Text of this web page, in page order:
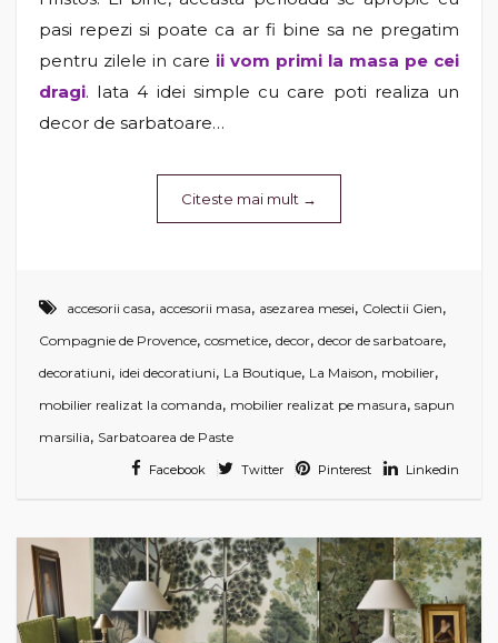
pasi repezi si poate ca ar fi bine sa ne pregatim
pentru zilele in care ii vom primi la masa pe cei
dragi. Iata 4 idei simple cu care poti realiza un
decor de sarbatoare…
Citeste mai mult →
accesorii casa, accesorii masa, asezarea mesei, Colectii Gien,
Compagnie de Provence, cosmetice, decor, decor de sarbatoare,
decoratiuni, idei decoratiuni, La Boutique, La Maison, mobilier,
mobilier realizat la comanda, mobilier realizat pe masura, sapun
marsilia, Sarbatoarea de Paste
Facebook Twitter Pinterest Linkedin